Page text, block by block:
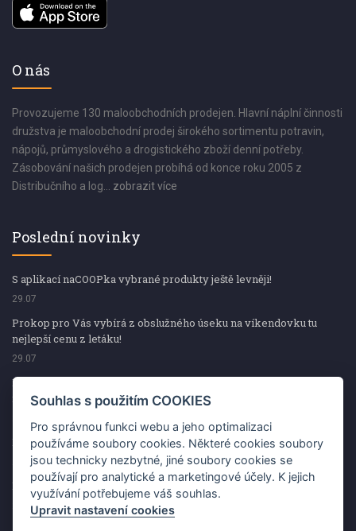
O nás
Provozujeme 130 maloobchodních prodejen. Hlavní náplní činnosti
družstva je maloobchodní prodej širokého sortimentu potravin,
nápojů, průmyslového a drogistického zboží denní potřeby.
Zásobování našich prodejen probíhá od konce roku 2005 z
Distribučního a log... zobrazit více
Poslední novinky
S aplikací naCOOPka vybrané produkty ještě levněji!
29.07
Prokop pro Vás vybírá z obslužného úseku na víkendovku tu
nejlepší cenu z letáku!
29.07
Prokop pro Vás vybírá z obslužného úseku na víkendovku tu
nejlepší cenu z letáku!
Kup špekáčky od Váhaly a vyhraj s naCOOPkou sekerku Fiskars
29.07
Prokop pro Vás vybírá na víkendovku ty nejlepší ceny z letáku!
29.07
Souhlas s použitím COOKIES
Pro správnou funkci webu a jeho optimalizaci
používáme soubory cookies. Některé cookies soubory
jsou technicky nezbytné, jiné soubory cookies se
používají pro analytické a marketingové účely. K jejich
využívání potřebujeme váš souhlas.
Upravit nastavení cookies